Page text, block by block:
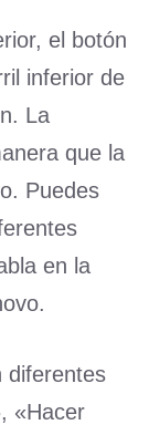
el botón
inferior de
La
que la
Puedes
en la
diferentes
«Hacer